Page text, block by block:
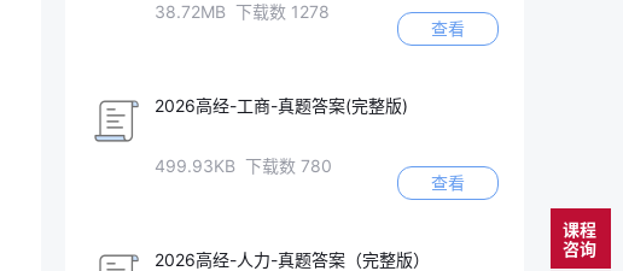
38.72MB 下载数 1278
查看
2026高经-工商-真题答案(完整版)
499.93KB 下载数 780
查看
2026高经-人力-真题答案（完整版）
课程
咨询